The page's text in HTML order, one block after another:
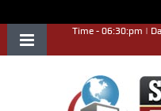
Time - 06:30:pm |